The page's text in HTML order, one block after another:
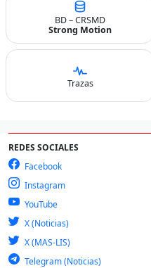
BD – CRSMD
Strong Motion
Trazas
REDES SOCIALES
Facebook
Instagram
YouTube
X (Noticias)
X (MAS-LIS)
Telegram (Noticias)